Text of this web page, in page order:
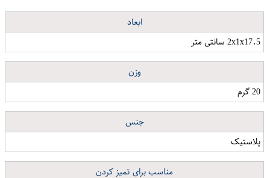
ابعاد
2x1x17.5 سانتی متر
وزن
20 گرم
جنس
پلاستیک
مناسب برای تمیز کردن